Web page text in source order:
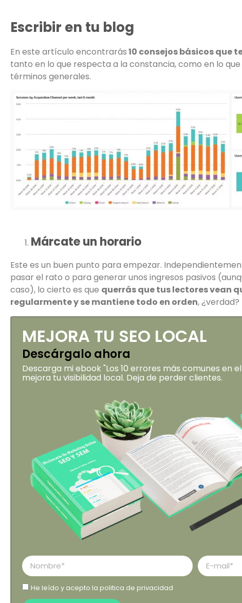
Escribir en tu blog
En este artículo encontrarás10 consejos básicos que
tanto en lo que respecta a la constancia, como en lo
términos generales.
Márcate un horario
Este es un buen punto para empezar.
pasar el rato o para generar unos ingresos pasivos
caso), lo cierto es que querrás que tus lectores vean
regularmente y se mantiene todo en orden, ¿verdad?
MEJORA TU SEO LOCAL
Descárgalo ahora
Descarga mi ebook "Los 10 errores más comunes en
mejora tu visibilidad local. Deja de perder clientes.
He leído y acepto la politica de privacidad